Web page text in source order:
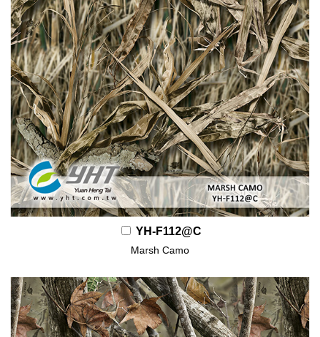
YH-F112@C
Marsh Camo